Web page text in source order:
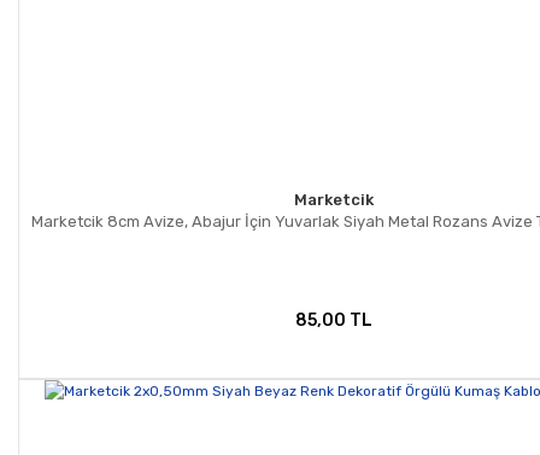
Marketcik
Marketcik 8cm Avize, Abajur İçin Yuvarlak Siyah Metal Rozans Avize
85,00 TL